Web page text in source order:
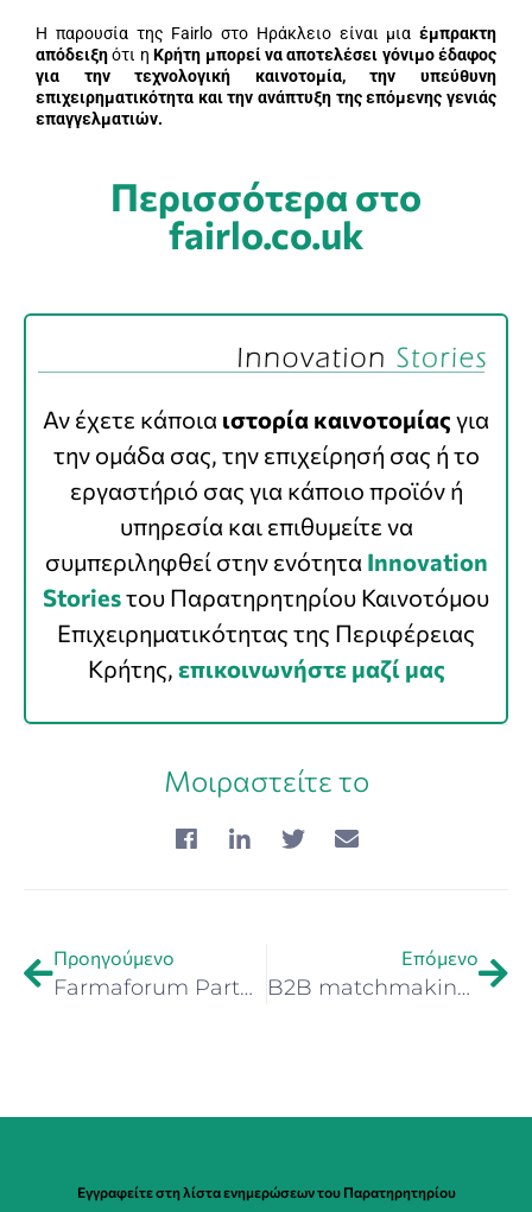
Η παρουσία της Fairlo στο Ηράκλειο είναι μια έμπρακτη
απόδειξηότι ηΚρήτη μπορεί να αποτελέσει γόνιμο έδαφος
για την τεχνολογική καινοτομία, την υπεύθυνη
επιχειρηματικότητα και την ανάπτυξη της επόμενης γενιάς
επαγγελματιών.
Περισσότερα στο
fairlo.co.uk
Αν έχετε κάποια ιστορία καινοτομίας για
την ομάδα σας, την επιχείρησή σας ή το
εργαστήριό σας για κάποιο προϊόν ή
υπηρεσία και επιθυμείτε να
συμπεριληφθεί στην ενότητα Innovation
Storiesτου Παρατηρητηρίου Καινοτόμου
Επιχειρηματικότητας της Περιφέρειας
Κρήτης, επικοινωνήστε μαζί μας
Μοιραστείτε το
Προηγούμενο
Farmaforum Partnering Day 2025: Διεθνής Εκδήλωση Συνεργασιών για τους Κλάδους της Φαρμακευτικής, Βιοτεχνολογίας και Εργαστηριακών Τεχνολογιών
Επόμενο
B2B matchmaking event Green Days 2025 – Περιβάλλον και ενέργεια στο επίκεντρο των επιχειρηματικών συναντήσεων -Λυών, 7–10 Οκτωβρίου 2025
Εγγραφείτε στη λίστα ενημερώσεων του Παρατηρητηρίου